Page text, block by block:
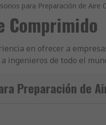
para Preparación de Aire
Comprimido
en ofrecer a
ingenieros de todo el
y excelente servicio
más altos para
técnicas y soporte
Preparación de